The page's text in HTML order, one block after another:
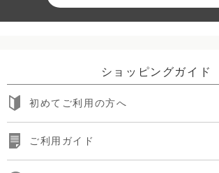
ショッピングガイド
初めてご利用の方へ
ご利用ガイド